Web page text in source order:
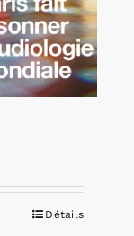
Détails